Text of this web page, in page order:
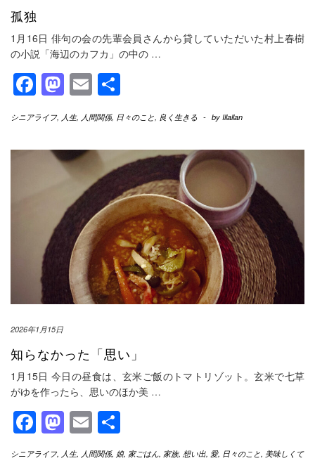
孤独
1月16日 俳句の会の先輩会員さんから貸していただいた村上春樹
の小説「海辺のカフカ」の中の …
Facebook
Mastodon
Email
有
シニアライフ, 人生, 人間関係, 日々のこと, 良く生きる - by Illallan
2026年1月15日
知らなかった「思い」
1月15日 今日の昼食は、玄米ご飯のトマトリゾット。玄米で七草
がゆを作ったら、思いのほか美 …
Facebook
Mastodon
Email
有
シニアライフ, 人生, 人間関係, 娘, 家ごはん, 家族, 想い出, 愛, 日々のこと, 美味しくて